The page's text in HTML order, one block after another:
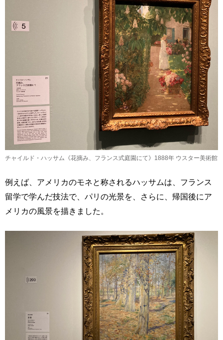
チャイルド・ハッサム《花摘み、フランス式庭園にて》1888年 ウスター美術館
例えば、アメリカのモネと称されるハッサムは、フランス
留学で学んだ技法で、パリの光景を、さらに、帰国後にア
メリカの風景を描きました。